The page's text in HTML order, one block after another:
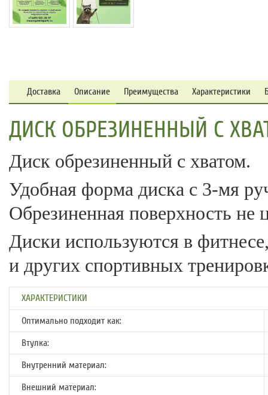
Доставка Описание Преимущества Характеристики
ДИСК ОБРЕЗИНЕННЫЙ С
Диск обрезиненный с хватом.
Удобная форма диска с 3-мя
Обрезиненная поверхность не
Диски используются в
и других спортивных
ХАРАКТЕРИСТИКИ
Оптимально подходит как:
Втулка:
Внутренний материал:
Внешний материал: